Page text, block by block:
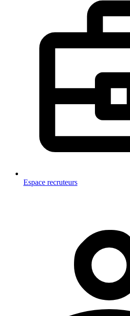
Espace recruteurs